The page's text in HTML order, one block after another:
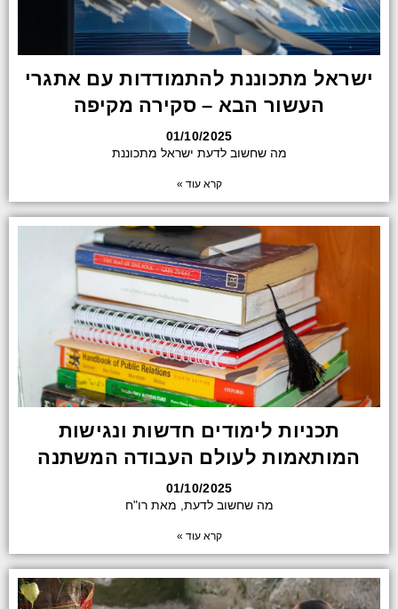
ישראל מתכוננת להתמודדות עם אתגרי
העשור הבא – סקירה מקיפה
01/10/2025
מה שחשוב לדעת ישראל מתכוננת
קרא עוד »
תכניות לימודים חדשות ונגישות
המותאמות לעולם העבודה המשתנה
01/10/2025
מה שחשוב לדעת, מאת רו"ח
קרא עוד »